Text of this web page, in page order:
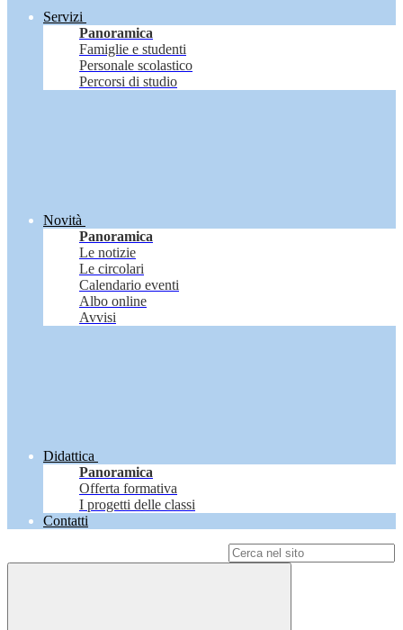
Servizi
Panoramica
Famiglie e studenti
Personale scolastico
Percorsi di studio
Novità
Panoramica
Le notizie
Le circolari
Calendario eventi
Albo online
Avvisi
Didattica
Panoramica
Offerta formativa
I progetti delle classi
Contatti